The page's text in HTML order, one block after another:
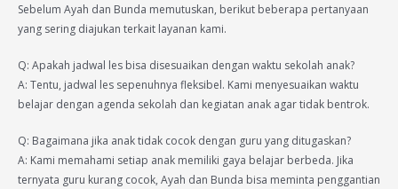
Sebelum Ayah dan Bunda memutuskan, berikut beberapa pertanyaan
yang sering diajukan terkait layanan kami.
Q: Apakah jadwal les bisa disesuaikan dengan waktu sekolah anak?
A: Tentu, jadwal les sepenuhnya fleksibel. Kami menyesuaikan waktu
belajar dengan agenda sekolah dan kegiatan anak agar tidak bentrok.
Q: Bagaimana jika anak tidak cocok dengan guru yang ditugaskan?
A: Kami memahami setiap anak memiliki gaya belajar berbeda. Jika
ternyata guru kurang cocok, Ayah dan Bunda bisa meminta penggantian